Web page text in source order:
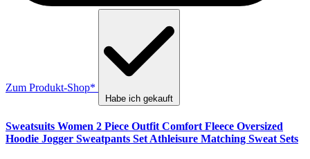
Zum Produkt-Shop*
Habe ich gekauft
Sweatsuits Women 2 Piece Outfit Comfort Fleece Oversized
Hoodie Jogger Sweatpants Set Athleisure Matching Sweat Sets